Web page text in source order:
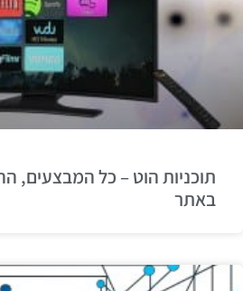
תוכניות הוט – כל המבצעים,
באתר